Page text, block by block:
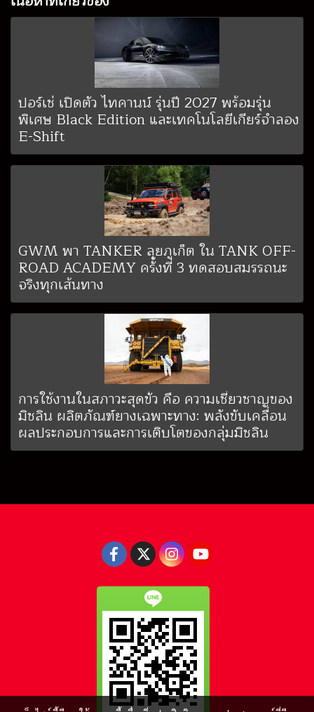
ปอร์เช่ เปิดตัว ไทคานน์ รุ่นปี 2027 พร้อมรุ่น
พิเศษ Black Edition และเทคโนโลยีเกียร์จำลอง
E-Shift
GWM พา TANKER ลุยภูเก็ต ใน TANK OFF-
ROAD ACADEMY ครั้งที่ 3 ทดสอบสมรรถนะ
จริงทุกเส้นทาง
การใช้งานในสภาวะสุดขั้ว คือ ความเชี่ยวชาญของ
มิชลิน ผลิตภัณฑ์ยางเฉพาะทาง: พลังขับเคลื่อน
ผลประกอบการและการเติบโตของกลุ่มมิชลิน